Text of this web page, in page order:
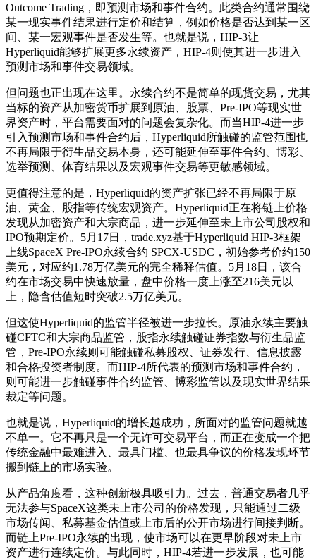
Outcome Trading，即预测市场和事件合约。此类合约通常围绕
某一现实事件结果进行定价和结算，例如价格是否达到某一区
间、某一宏观事件是否发生等。也就是说，HIP-3让
Hyperliquid能够扩展更多永续资产，HIP-4则使其进一步进入
预测市场和事件交易领域。
但问题也正出现在这里。永续合约不是简单的现货交易，尤其
当标的资产从加密货币扩展到原油、股票、Pre-IPO等现实世
界资产时，平台需要面对的问题会复杂化。而当HIP-4进一步
引入预测市场和事件合约后，Hyperliquid所触碰的监管范围也
不再局限于衍生品交易本身，还可能延伸至事件合约、博彩、
选举预测、体育结果以及宏观事件交易等更敏感领域。
更值得注意的是，Hyperliquid的资产扩张已经不再局限于原
油、黄金、股指等传统宏观资产。Hyperliquid正在将链上价格
发现从加密资产和大宗商品，进一步延伸至未上市公司股权和
IPO预期定价。5月17日，trade.xyz基于Hyperliquid HIP-3框架
上线SpaceX Pre-IPO永续合约 SPCX-USDC，初始参考价约150
美元，对应约1.78万亿美元的完全稀释估值。5月18日，该合
约在市场交易中快速放量，盘中价格一度上涨至216美元以
上，隐含估值短时突破2.5万亿美元。
但这使Hyperliquid的监管半径被进一步拉长。原油永续主要触
碰CFTC和大宗商品监管，股指永续触碰证券指数与衍生品监
管，Pre-IPO永续则可能触碰私募股权、证券发行、信息披露
和合格投资者制度。而HIP-4所代表的预测市场和事件合约，
则可能进一步触碰事件合约监管、博彩监管以及现实世界结果
裁定等问题。
也就是说，Hyperliquid的增长越成功，所面对的监管问题就越
不单一。它不再只是一个无许可交易平台，而正在变成一个把
传统金融中最难进入、最具门槛、也最具争议的价格发现环节
搬到链上的市场实验。
从产品角度看，这种创新极具吸引力。过去，普通交易者几乎
无法参与SpaceX这类未上市公司的价格发现，只能通过二级
市场传闻、私募基金估值或上市后的公开市场进行间接判断。
而链上Pre-IPO永续的出现，使市场可以在更早阶段对未上市
资产进行连续定价。与此同时，HIP-4若进一步发展，也可能